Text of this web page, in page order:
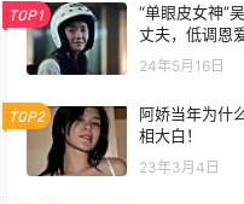
TOP1
“单眼皮女神”
丈夫，低调恩
24年5月16日
TOP2
阿娇当年为什
相大白！
23年3月4日